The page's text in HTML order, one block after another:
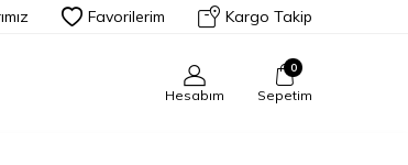
Favorilerim Kargo Takip
Hesabım
0
Sepetim